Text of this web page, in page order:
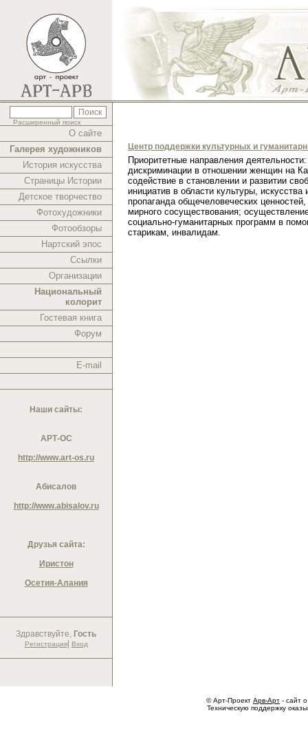
Расширенный поиск
О сайте
Галерея художников
История искусства
Страницы Истории
Детское творчество
Фотохудожники
Фотообзоры
Нартский эпос
Ссылки
Организации
Национальный
колорит
Гостевая книга
Форум
E-mail
Наши сайты:
АРТ-ОС
http://www.art-os.ru
Абисалов
http://www.abisalov.ru
Друзья сайта:
Иристон
Осетия-Алания
Здравствуйте, Гость
Регистрация| Вход
Центр поддержки культурных и
Приоритетные направления
дискриминации в отношении женщин на
содействие в становлении и развитии
инициатив в области культуры, искусства
пропаганда общечеловеческих
мирного сосуществования;
социально-гуманитарных программ в
старикам, инвалидам.
© Арт-Проект Арв-Арт - сайт
Техническую поддержку